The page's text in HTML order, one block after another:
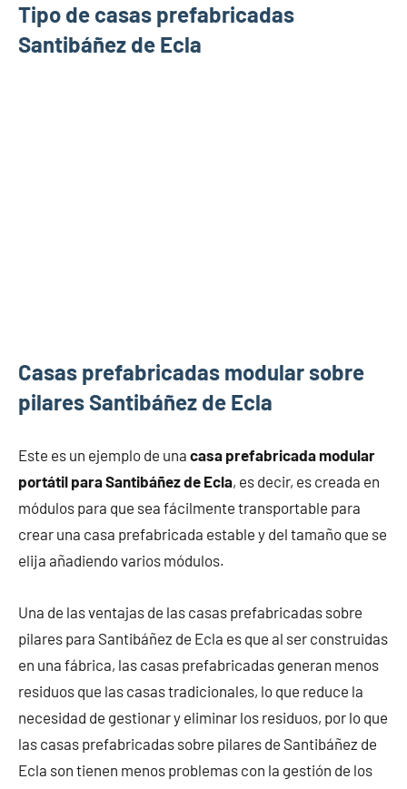
Tipo de casas prefabricadas
Santibáñez de Ecla
Casas prefabricadas modular sobre
pilares Santibáñez de Ecla
Este es un ejemplo de una casa prefabricada modular
portátil para Santibáñez de Ecla, es decir, es creada en
módulos para que sea fácilmente transportable para
crear una casa prefabricada estable y del tamaño que se
elija añadiendo varios módulos.
Una de las ventajas de las casas prefabricadas sobre
pilares para Santibáñez de Ecla es que al ser construidas
en una fábrica, las casas prefabricadas generan menos
residuos que las casas tradicionales, lo que reduce la
necesidad de gestionar y eliminar los residuos, por lo que
las casas prefabricadas sobre pilares de Santibáñez de
Ecla son tienen menos problemas con la gestión de los